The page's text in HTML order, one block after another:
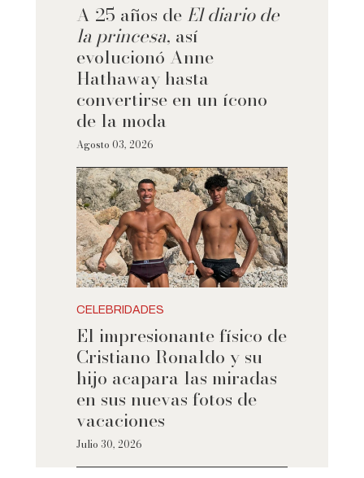
A 25 años de El diario de
la princesa, así
evolucionó Anne
Hathaway hasta
convertirse en un ícono
de la moda
Agosto 03, 2026
CELEBRIDADES
El impresionante físico de
Cristiano Ronaldo y su
hijo acapara las miradas
en sus nuevas fotos de
vacaciones
Julio 30, 2026